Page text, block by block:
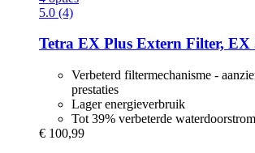
5.0 (4)
Tetra EX Plus Extern Filter, EX
Verbeterd filtermechanisme -
prestaties
Lager energieverbruik
Tot 39% verbeterde
€ 100,99